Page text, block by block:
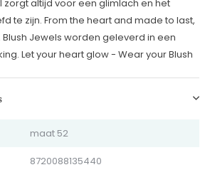
zorgt altijd voor een glimlach en het
te zijn. From the heart and made to last,
Jewels worden geleverd in een
Let your heart glow - Wear your Blush
maat 52
8720088135440